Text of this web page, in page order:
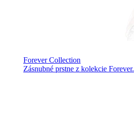
Forever Collection
Zásnubné prstne z kolekcie Forever.